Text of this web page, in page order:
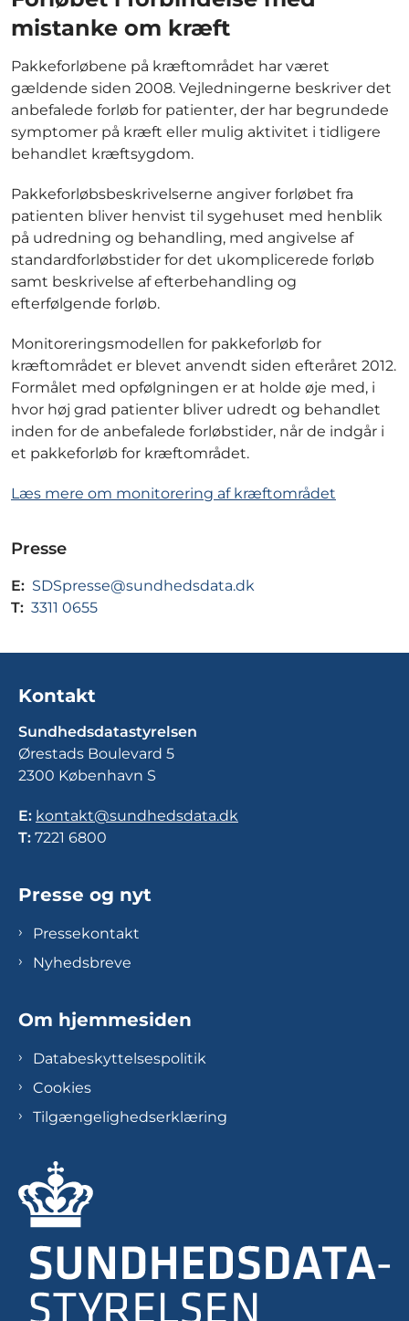
mistanke om kræft
Pakkeforløbene på kræftområdet har været
gældende siden 2008. Vejledningerne beskriver det
anbefalede forløb for patienter, der har begrundede
symptomer på kræft eller mulig aktivitet i tidligere
behandlet kræftsygdom.
Pakkeforløbsbeskrivelserne angiver forløbet fra
patienten bliver henvist til sygehuset med henblik
på udredning og behandling, med angivelse af
standardforløbstider for det ukomplicerede forløb
samt beskrivelse af efterbehandling og
efterfølgende forløb.
Monitoreringsmodellen for pakkeforløb for
kræftområdet er blevet anvendt siden efteråret 2012.
Formålet med opfølgningen er at holde øje med, i
hvor høj grad patienter bliver udredt og behandlet
inden for de anbefalede forløbstider, når de indgår i
et pakkeforløb for kræftområdet.
Læs mere om monitorering af kræftområdet
Presse
E: SDSpresse@sundhedsdata.dk
T: 3311 0655
Kontakt
Sundhedsdatastyrelsen
Ørestads Boulevard 5
2300 København S
E: kontakt@sundhedsdata.dk
T: 7221 6800
Presse og nyt
Pressekontakt
Nyhedsbreve
Om hjemmesiden
Databeskyttelsespolitik
Cookies
Tilgængelighedserklæring